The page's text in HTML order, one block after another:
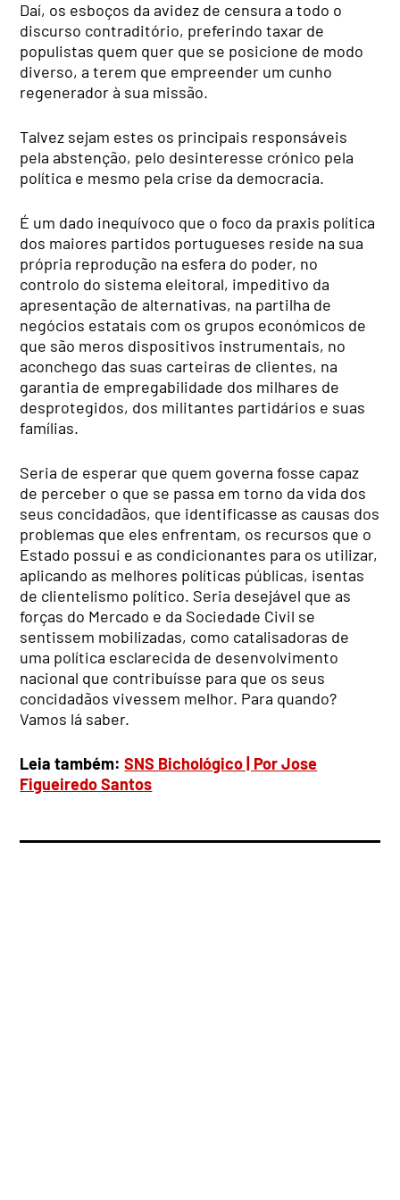
Daí, os esboços da avidez de censura a todo o
discurso contraditório, preferindo taxar de
populistas quem quer que se posicione de modo
diverso, a terem que empreender um cunho
regenerador à sua missão.
Talvez sejam estes os principais responsáveis
pela abstenção, pelo desinteresse crónico pela
política e mesmo pela crise da democracia.
É um dado inequívoco que o foco da praxis política
dos maiores partidos portugueses reside na sua
própria reprodução na esfera do poder, no
controlo do sistema eleitoral, impeditivo da
apresentação de alternativas, na partilha de
negócios estatais com os grupos económicos de
que são meros dispositivos instrumentais, no
aconchego das suas carteiras de clientes, na
garantia de empregabilidade dos milhares de
desprotegidos, dos militantes partidários e suas
famílias.
Seria de esperar que quem governa fosse capaz
de perceber o que se passa em torno da vida dos
seus concidadãos, que identificasse as causas dos
problemas que eles enfrentam, os recursos que o
Estado possui e as condicionantes para os utilizar,
aplicando as melhores políticas públicas, isentas
de clientelismo político. Seria desejável que as
forças do Mercado e da Sociedade Civil se
sentissem mobilizadas, como catalisadoras de
uma política esclarecida de desenvolvimento
nacional que contribuísse para que os seus
concidadãos vivessem melhor. Para quando?
Vamos lá saber.
Leia também:SNS Bichológico | Por Jose
Figueiredo Santos